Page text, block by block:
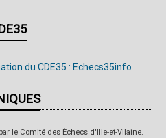
du CDE35 : Echecs35info
le Comité des Échecs d'Ille-et-Vilaine.